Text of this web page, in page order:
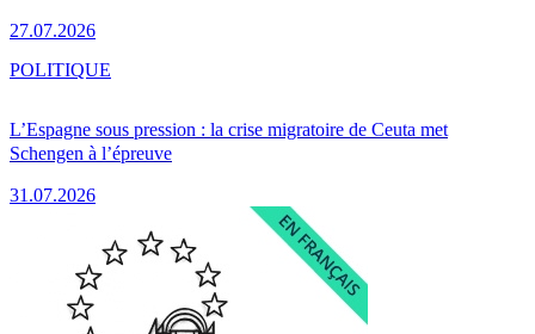
27.07.2026
L’Espagne sous pression : la crise migratoire de Ceuta met
Schengen à l’épreuve
31.07.2026
POLITIQUE